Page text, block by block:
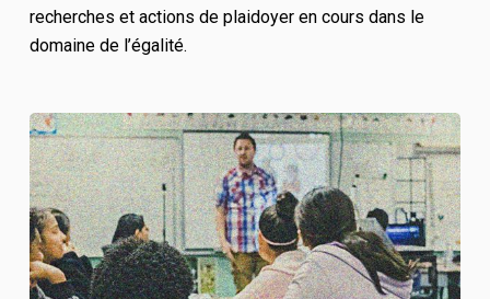
recherches et actions de plaidoyer en cours dans le
domaine de l’égalité.